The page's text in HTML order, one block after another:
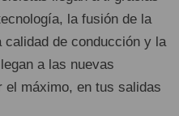
la fusión de la
calidad de conducción y la
a las nuevas
el máximo, en tus salidas